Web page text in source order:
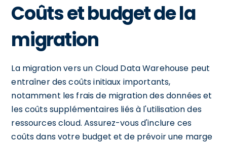
Coûts et budget de la
migration
La migration vers un Cloud Data Warehouse peut
entraîner des coûts initiaux importants,
notamment les frais de migration des données et
les coûts supplémentaires liés à l'utilisation des
ressources cloud. Assurez-vous d'inclure ces
coûts dans votre budget et de prévoir une marge